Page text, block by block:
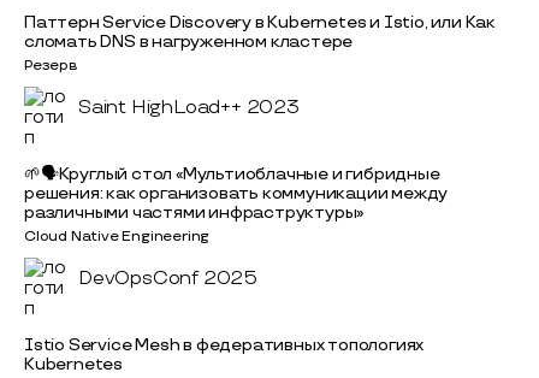
Паттерн Service Discovery в Kubernetes и Istio, или Как
сломать DNS в нагруженном кластере
Резерв
Saint HighLoad++ 2023
🌱🗣Круглый стол «Мультиоблачные и гибридные
решения: как организовать коммуникации между
различными частями инфраструктуры»
Cloud Native Engineering
DevOpsConf 2025
Istio Service Mesh в федеративных топологиях
Kubernetes